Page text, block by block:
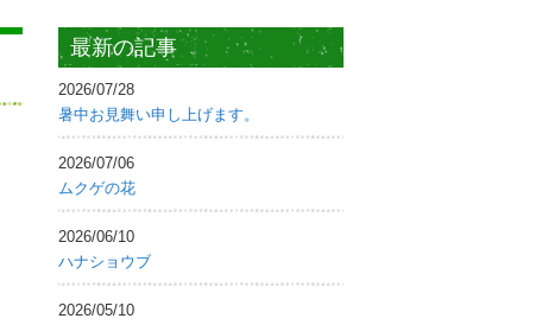
最新の記事
2026/07/28
暑中お見舞い申し上げます。
2026/07/06
ムクゲの花
2026/06/10
ハナショウブ
2026/05/10